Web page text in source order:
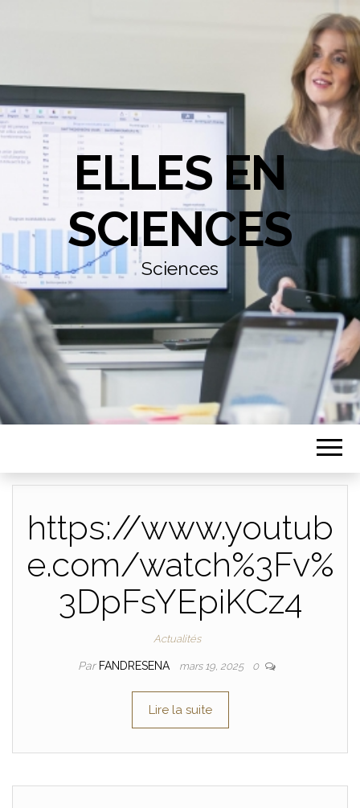
ELLES EN
SCIENCES
Sciences
https://www.youtub
e.com/watch%3Fv%
3DpFsYEpiKCz4
Actualités
Par FANDRESENA mars 19, 2025 0
Lire la suite